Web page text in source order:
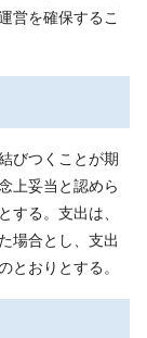
営を確保するこ
びつくことが期
上妥当と認めら
する。支出は、
場合とし、支出
とおりとする。